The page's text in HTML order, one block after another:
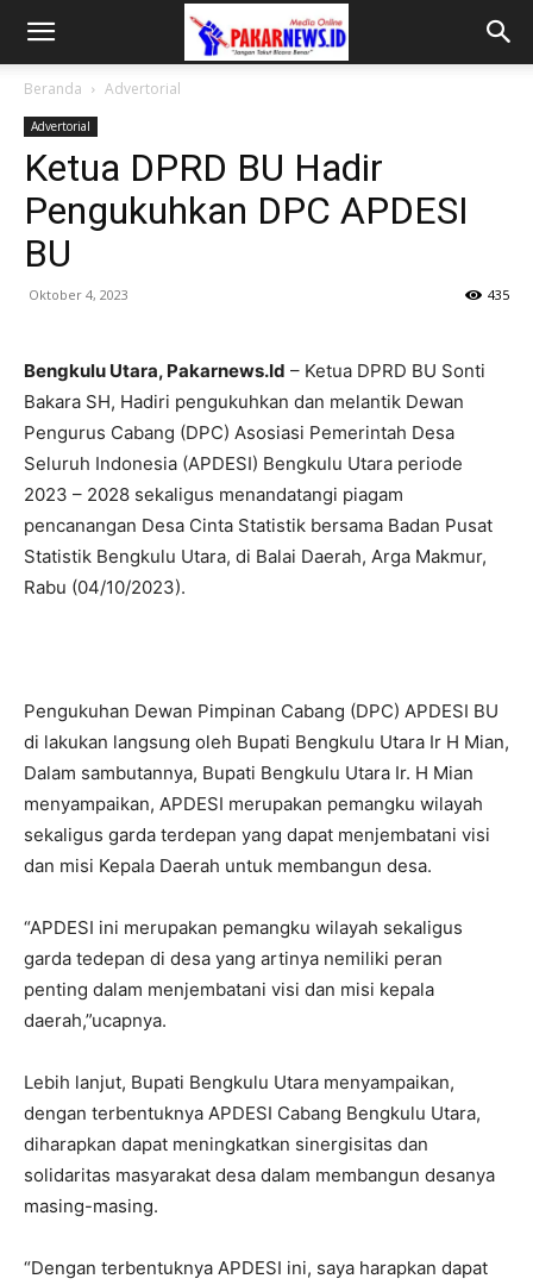
Beranda Advertorial
Advertorial
Ketua DPRD BU Hadir
Pengukuhkan DPC APDESI
BU
Oktober 4, 2023 435
Bengkulu Utara, Pakarnews.Id – Ketua DPRD BU Sonti
Bakara SH, Hadiri pengukuhkan dan melantik Dewan
Pengurus Cabang (DPC) Asosiasi Pemerintah Desa
Seluruh Indonesia (APDESI) Bengkulu Utara periode
2023 – 2028 sekaligus menandatangi piagam
pencanangan Desa Cinta Statistik bersama Badan Pusat
Statistik Bengkulu Utara, di Balai Daerah, Arga Makmur,
Rabu (04/10/2023).
Pengukuhan Dewan Pimpinan Cabang (DPC) APDESI BU
di lakukan langsung oleh Bupati Bengkulu Utara Ir H Mian,
Dalam sambutannya, Bupati Bengkulu Utara Ir. H Mian
menyampaikan, APDESI merupakan pemangku wilayah
sekaligus garda terdepan yang dapat menjembatani visi
dan misi Kepala Daerah untuk membangun desa.
“APDESI ini merupakan pemangku wilayah sekaligus
garda tedepan di desa yang artinya nemiliki peran
penting dalam menjembatani visi dan misi kepala
daerah,”ucapnya.
Lebih lanjut, Bupati Bengkulu Utara menyampaikan,
dengan terbentuknya APDESI Cabang Bengkulu Utara,
diharapkan dapat meningkatkan sinergisitas dan
solidaritas masyarakat desa dalam membangun desanya
masing-masing.
“Dengan terbentuknya APDESI ini, saya harapkan dapat